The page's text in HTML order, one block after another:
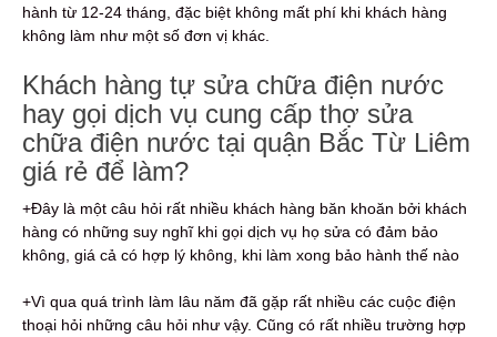
hành từ 12-24 tháng, đặc biệt không mất phí khi khách hàng
không làm như một số đơn vị khác.
Khách hàng tự sửa chữa điện nước
hay gọi dịch vụ cung cấp thợ sửa
chữa điện nước tại quận Bắc Từ Liêm
giá rẻ để làm?
+Đây là một câu hỏi rất nhiều khách hàng băn khoăn bởi khách
hàng có những suy nghĩ khi gọi dịch vụ họ sửa có đảm bảo
không, giá cả có hợp lý không, khi làm xong bảo hành thế nào
+Vì qua quá trình làm lâu năm đã gặp rất nhiều các cuộc điện
thoại hỏi những câu hỏi như vậy. Cũng có rất nhiều trường hợp